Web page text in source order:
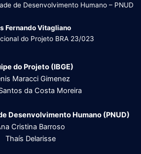
de Desenvolvimento Humano – PNUD
Fernando Vitagliano
do Projeto BRA 23/023
do Projeto (IBGE)
Maracci Gimenez
da Costa Moreira
Desenvolvimento Humano (PNUD)
Cristina Barroso
Thaís Delarisse